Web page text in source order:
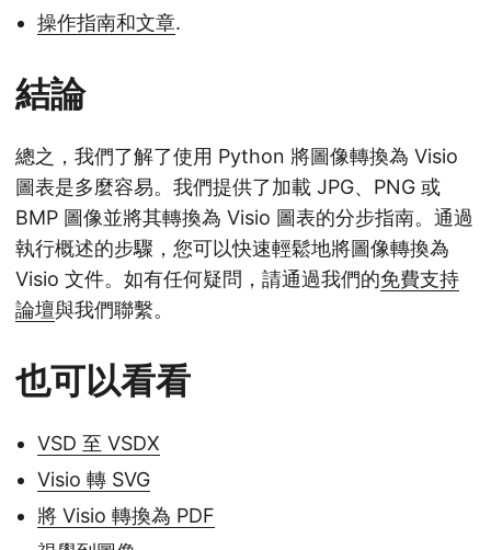
操作指南和文章.
結論
總之，我們了解了使用 Python 將圖像轉換為 Visio
圖表是多麼容易。我們提供了加載 JPG、PNG 或
BMP 圖像並將其轉換為 Visio 圖表的分步指南。通過
執行概述的步驟，您可以快速輕鬆地將圖像轉換為
Visio 文件。如有任何疑問，請通過我們的免費支持
論壇與我們聯繫。
也可以看看
VSD 至 VSDX
Visio 轉 SVG
將 Visio 轉換為 PDF